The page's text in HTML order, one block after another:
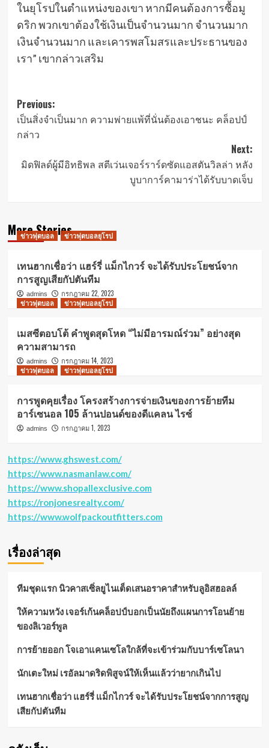
ในยุโรปในตำแหน่งของเขา หากมีคนต้องการซื้อมู
ดริก พวกเขาต้องใช้เงินเป็นจำนวนมาก จำนวนมาก
เงินจำนวนมาก และเคารพสโมสรและประธานของ
เรา” เขากล่าวเสริม
Post
navigation
Previous:
เป็นสิ่งจําเป็นมาก ความพ่ายแพ้ที่นั่นต้องเอาชนะ คล็อปป์
กล่าว
Next:
มิดฟิลด์ผู้มีอิทธิพล สตีเว่นเจอร์ราร์ดซัดแอสตันวิลล่า หลัง
บูบาการ์คามาร่าได้รับบาดเจ็บ
More Stories
ข่าวฟุตบอล ข่าวฟุตบอลยุโรป
เทนฮากเชื่อว่า แฮร์รี่ แม็กไกวร์ จะได้รับประโยชน์จาก
การสูญเสียกัปตันทีม
admins
กรกฎาคม 22, 2023
ข่าวฟุตบอล
ข่าวฟุตบอลยุโรป
เมสซีตอบโต้ คำพูดสุดโหด “ไม่มีอารมณ์ร่วม” อย่างสุด
ความสามารถ
admins
กรกฎาคม 14, 2023
ข่าวฟุตบอล
ข่าวฟุตบอลยุโรป
การพูดคุยเรื่อง โครงสร้างการจ่ายเงินของการย้ายทีม
อาร์เซนอล 105 ล้านปอนด์ของดีแคลน ไรซ์
admins กรกฎาคม 1, 2023
https://www.ghswest.com/
https://www.nasmanlaw.com/
https://www.shopallexclusive.com
https://ronjonesrealty.com/
https://www.wolfpackoutfitters.com
เรื่องล่าสุด
ทีมชุดแรก นิวคาสเซิ่ลยูไนเต็ดเสนอราคาสำหรับลูอิสฮอลล์
ให้ความหวัง เจอร์เก้นคล็อปป์บอกเป็นนัยถึงแผนการโอนย้าย
ของลิเวอร์พูล
การย้ายออก โจเอาแคนเซโลใกล้ที่จะเข้าร่วมกับบาร์เซโลนา
นักเตะใหม่ เรอัลมาดริดพิสูจน์ให้เห็นแล้วว่ายากเกินไป
เทนฮากเชื่อว่า แฮร์รี่ แม็กไกวร์ จะได้รับประโยชน์จากการสูญ
เสียกัปตันทีม